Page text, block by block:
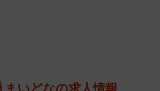
2人だけの海外旅行」と報告。「韓国ま